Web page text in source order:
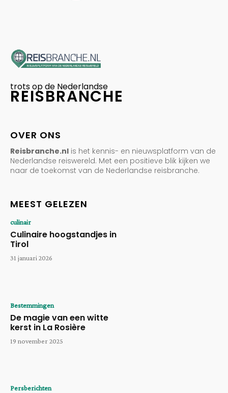
trots op de Nederlandse
REISBRANCHE
OVER ONS
Reisbranche.nl is het kennis- en nieuwsplatform van de
Nederlandse reiswereld. Met een positieve blik kijken we
naar de toekomst van de Nederlandse reisbranche.
MEEST GELEZEN
culinair
Culinaire hoogstandjes in
Tirol
31 januari 2026
Bestemmingen
De magie van een witte
kerst in La Rosière
19 november 2025
Persberichten